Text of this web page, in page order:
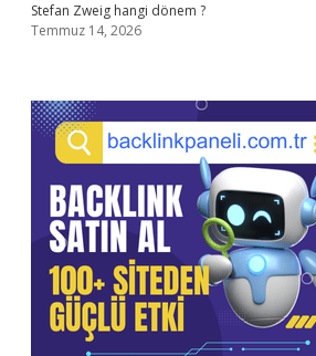
Stefan Zweig hangi dönem ?
Temmuz 14, 2026